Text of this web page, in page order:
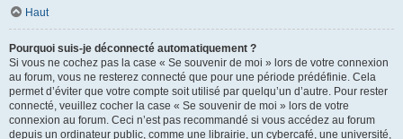
Haut
Pourquoi suis-je déconnecté automatiquement ?
Si vous ne cochez pas la case « Se souvenir de moi » lors de votre connexion
au forum, vous ne resterez connecté que pour une période prédéfinie. Cela
permet d’éviter que votre compte soit utilisé par quelqu’un d’autre. Pour rester
connecté, veuillez cocher la case « Se souvenir de moi » lors de votre
connexion au forum. Ceci n’est pas recommandé si vous accédez au forum
depuis un ordinateur public, comme une librairie, un cybercafé, une université,